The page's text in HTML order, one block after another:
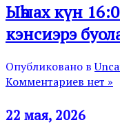
Ыһыах күн
кэнсиэрэ
Опубликовано в
Комментариев нет »
22 мая, 2026